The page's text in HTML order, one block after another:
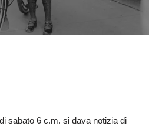
sabato 6 c.m. si dava notizia di